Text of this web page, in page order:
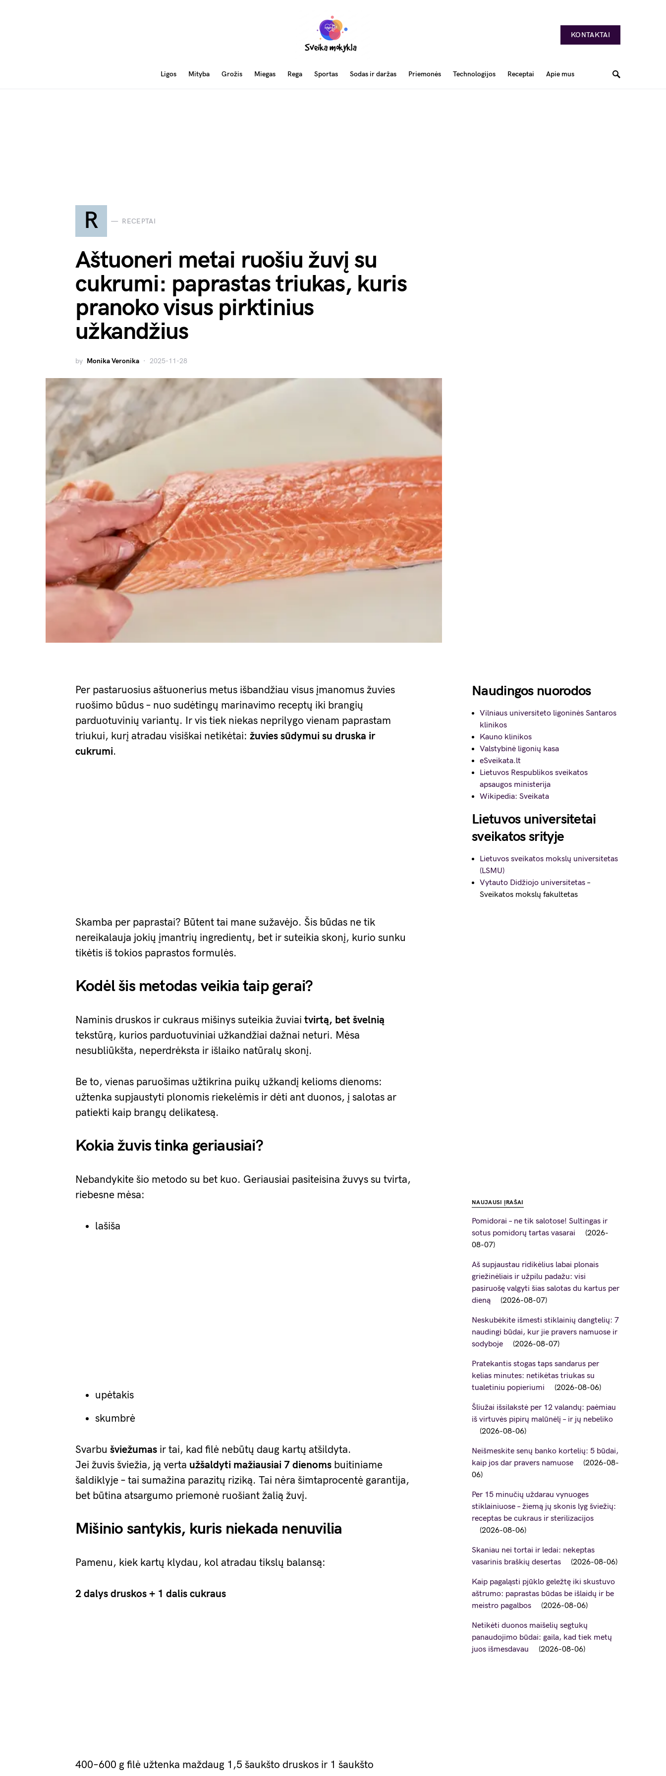
KONTAKTAI
Ligos Mityba Grožis Miegas Rega Sportas Sodas ir daržas Priemonės Technologijos Receptai Apie mus
R RECEPTAI
Aštuoneri metai ruošiu žuvį su
cukrumi: paprastas triukas, kuris
pranoko visus pirktinius
užkandžius
by Monika Veronika 2025-11-28
Per pastaruosius aštuonerius metus išbandžiau visus įmanomus žuvies
ruošimo būdus – nuo sudėtingų marinavimo receptų iki brangių
parduotuvinių variantų. Ir vis tiek niekas neprilygo vienam paprastam
triukui, kurį atradau visiškai netikėtai: žuvies sūdymui su druska ir
cukrumi.
Skamba per paprastai? Būtent tai mane sužavėjo. Šis būdas ne tik
nereikalauja jokių įmantrių ingredientų, bet ir suteikia skonį, kurio sunku
tikėtis iš tokios paprastos formulės.
Kodėl šis metodas veikia taip gerai?
Naminis druskos ir cukraus mišinys suteikia žuviai tvirtą, bet švelnią
tekstūrą, kurios parduotuviniai užkandžiai dažnai neturi. Mėsa
nesubliūkšta, neperdrėksta ir išlaiko natūralų skonį.
Be to, vienas paruošimas užtikrina puikų užkandį kelioms dienoms:
užtenka supjaustyti plonomis riekelėmis ir dėti ant duonos, į salotas ar
patiekti kaip brangų delikatesą.
Kokia žuvis tinka geriausiai?
Nebandykite šio metodo su bet kuo. Geriausiai pasiteisina žuvys su tvirta,
riebesne mėsa:
lašiša
upėtakis
skumbrė
Svarbu šviežumas ir tai, kad filė nebūtų daug kartų atšildyta.
Jei žuvis šviežia, ją verta užšaldyti mažiausiai 7 dienoms buitiniame
šaldiklyje – tai sumažina parazitų riziką. Tai nėra šimtaprocentė garantija,
bet būtina atsargumo priemonė ruošiant žalią žuvį.
Mišinio santykis, kuris niekada nenuvilia
Pamenu, kiek kartų klydau, kol atradau tikslų balansą:
2 dalys druskos + 1 dalis cukraus
400–600 g filė užtenka maždaug 1,5 šaukšto druskos ir 1 šaukšto
Naudingos nuorodos
Vilniaus universiteto ligoninės Santaros
klinikos
Kauno klinikos
Valstybinė ligonių kasa
eSveikata.lt
Lietuvos Respublikos sveikatos
apsaugos ministerija
Wikipedia: Sveikata
Lietuvos universitetai
sveikatos srityje
Lietuvos sveikatos mokslų universitetas
(LSMU)
Vytauto Didžiojo universitetas –
Sveikatos mokslų fakultetas
NAUJAUSI ĮRAŠAI
Pomidorai – ne tik salotose! Sultingas ir
sotus pomidorų tartas vasarai
2026-
08-07
Aš supjaustau ridikėlius labai plonais
griežinėliais ir užpilu padažu: visi
pasiruošę valgyti šias salotas du kartus per
dieną
2026-08-07
Neskubėkite išmesti stiklainių dangtelių: 7
naudingi būdai, kur jie pravers namuose ir
sodyboje
2026-08-07
Pratekantis stogas taps sandarus per
kelias minutes: netikėtas triukas su
tualetiniu popieriumi
2026-08-06
Šliužai išsilakstė per 12 valandų: paėmiau
iš virtuvės pipirų malūnėlį – ir jų nebeliko
2026-08-06
Neišmeskite senų banko kortelių: 5 būdai,
kaip jos dar pravers namuose
2026-08-
06
Per 15 minučių uždarau vynuoges
stiklainiuose – žiemą jų skonis lyg šviežių:
receptas be cukraus ir sterilizacijos
2026-08-06
Skaniau nei tortai ir ledai: nekeptas
vasarinis braškių desertas
2026-08-06
Kaip pagaląsti pjūklo geležtę iki skustuvo
aštrumo: paprastas būdas be išlaidų ir be
meistro pagalbos
2026-08-06
Netikėti duonos maišelių segtukų
panaudojimo būdai: gaila, kad tiek metų
juos išmesdavau
2026-08-06